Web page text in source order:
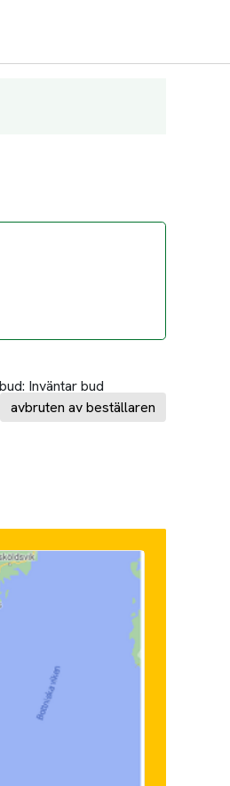
Inväntar bud
avbruten av beställaren